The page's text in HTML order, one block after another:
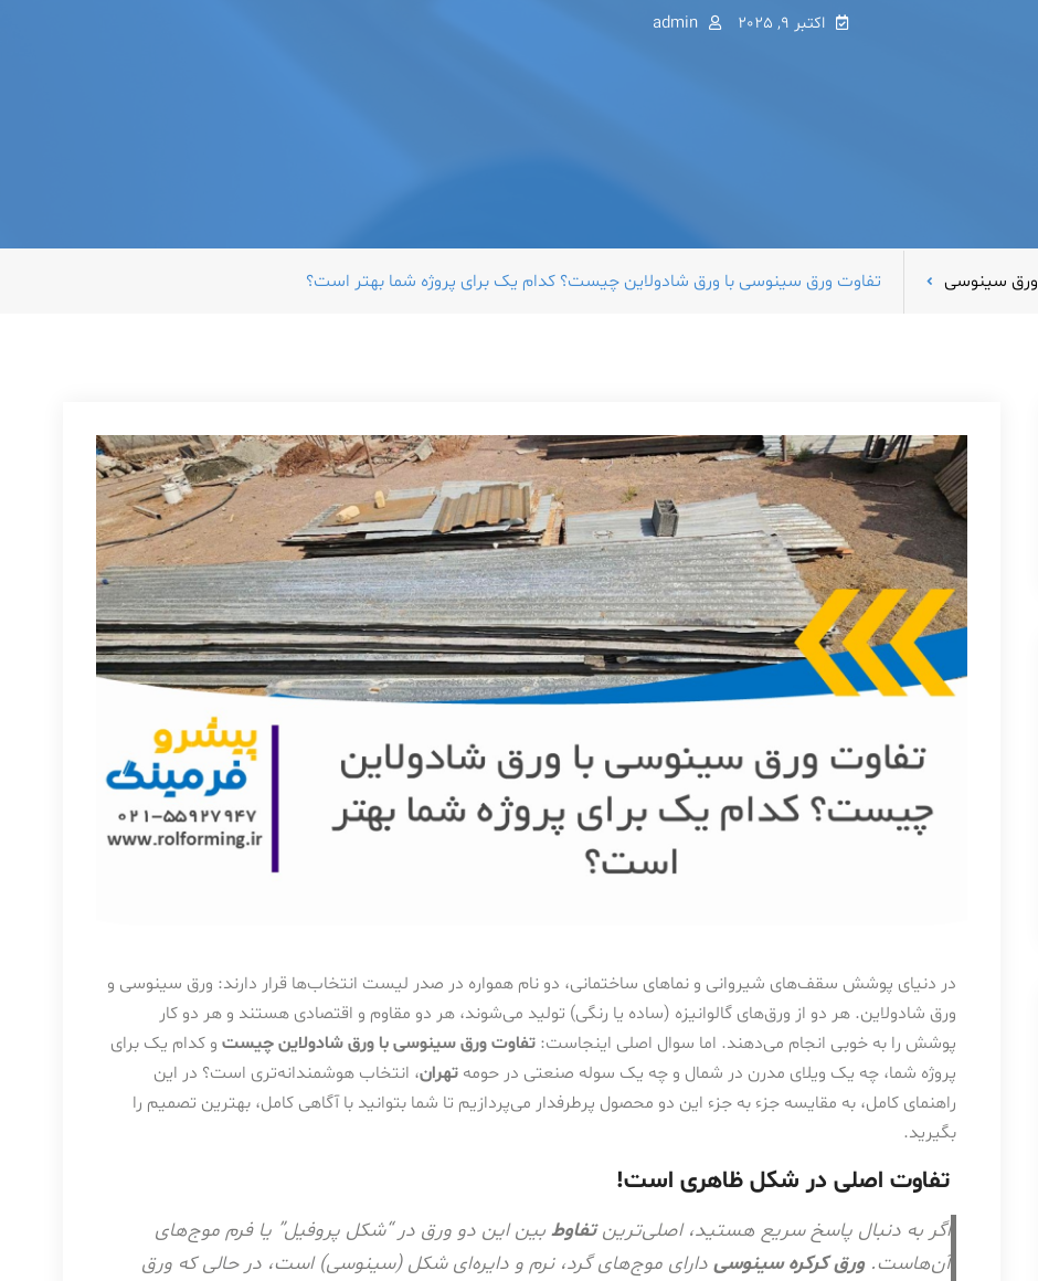
اکتبر 9, 2025 admin
ورق سینوسی تفاوت ورق سینوسی با ورق شادولاین چیست؟ کدام یک برای پروژه شما بهتر است؟
در دنیای پوشش سقف‌های شیروانی و نماهای ساختمانی، دو نام همواره در صدر لیست انتخاب‌ها قرار دارند: ورق سینوسی و
ورق شادولاین. هر دو از ورق‌های گالوانیزه (ساده یا رنگی) تولید می‌شوند، هر دو مقاوم و اقتصادی هستند و هر دو کار
پوشش را به خوبی انجام می‌دهند. اما سوال اصلی اینجاست: تفاوت ورق سینوسی با ورق شادولاین چیست و کدام یک برای
پروژه شما، چه یک ویلای مدرن در شمال و چه یک سوله صنعتی در حومه تهران، انتخاب هوشمندانه‌تری است؟ در این
راهنمای کامل، به مقایسه جزء به جزء این دو محصول پرطرفدار می‌پردازیم تا شما بتوانید با آگاهی کامل، بهترین تصمیم را
بگیرید.
تفاوت اصلی در شکل ظاهری است!
اگر به دنبال پاسخ سریع هستید، اصلی‌ترینتفاوط بین این دو ورق در “شکل پروفیل” یا فرم موج‌های
آن‌هاست.ورق کرکره سینوسی دارای موج‌های گرد، نرم و دایره‌ای شکل (سینوسی) است، در حالی که ورق